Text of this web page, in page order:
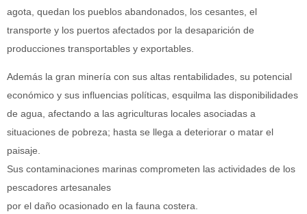
agota, quedan los pueblos abandonados, los cesantes, el
transporte y los puertos afectados por la desaparición de
producciones transportables y exportables.
Además la gran minería con sus altas rentabilidades, su potencial
económico y sus influencias políticas, esquilma las disponibilidades
de agua, afectando a las agriculturas locales asociadas a
situaciones de pobreza; hasta se llega a deteriorar o matar el
paisaje.
Sus contaminaciones marinas comprometen las actividades de los
pescadores artesanales
por el daño ocasionado en la fauna costera.